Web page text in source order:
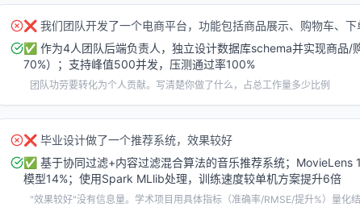
❌ 我们团队开发了一个电商平台，功能包括商品展示、购物车、下
✅ 作为4人团队后端负责人，独立设计数据库schema并实现商品/
70%）；支持峰值500并发，压测通过率100%
团队功劳要转化为个人贡献。写清楚你做了什么，占总工作量多少比例
❌ 毕业设计做了一个推荐系统，效果较好
✅ 基于协同过滤+内容过滤混合算法的音乐推荐系统；
模型14%；使用Spark MLlib处理，训练速度较单机方案提升6倍
"效果较好"没有信息量。学术项目用具体指标（准确率/RMSE/提升%）量化